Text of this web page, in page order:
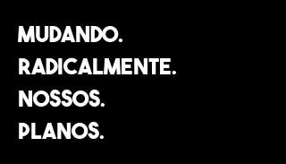
Mudando.
Radicalmente.
Nossos.
Planos.